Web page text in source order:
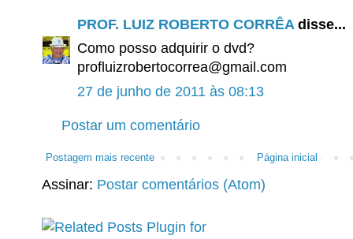
PROF. LUIZ ROBERTO CORRÊA disse...
Como posso adquirir o dvd?
profluizrobertocorrea@gmail.com
27 de junho de 2011 às 08:13
Postar um comentário
Postagem mais recente Página inicial
Assinar: Postar comentários (Atom)